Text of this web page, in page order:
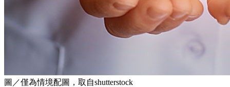
圖／僅為情境配圖，取自shutterstock